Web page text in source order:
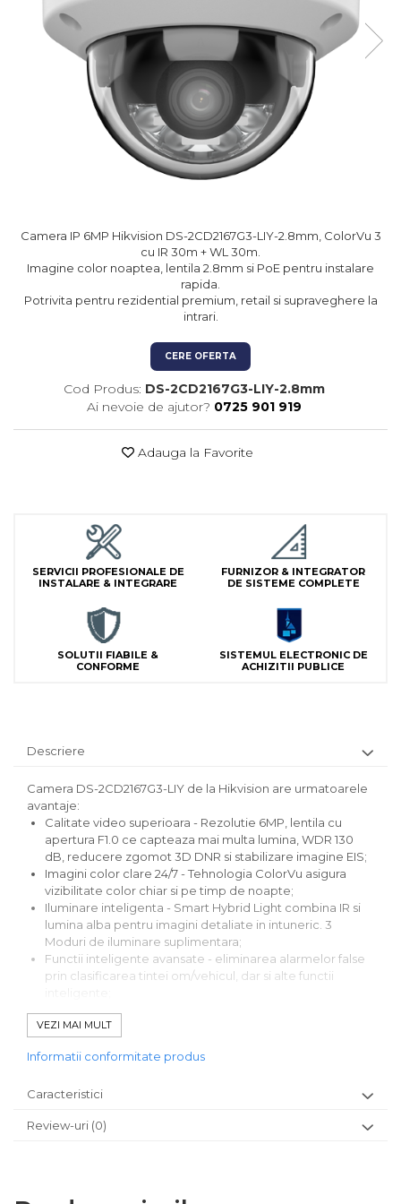
Kit-uri Feronerie Telescopice
Bariere Auto / Sisteme
Kit-uri Bariere Auto
Bariere Automate
Brate Bariere Auto
Usi de Garaj
Motoare Usi Garaj
Accesorii Diverse
Lampi Semnalizare
Electromagneti
Hard Disk-uri
NVR - Network Video Recorder
Camera IP 6MP Hikvision DS-2CD2167G3-LIY-2.8mm, ColorVu 3
cu IR 30m + WL 30m.
Imagine color noaptea, lentila 2.8mm si PoE pentru instalare
rapida.
Potrivita pentru rezidential premium, retail si supraveghere la
intrari.
CERE OFERTA
Cod Produs: DS-2CD2167G3-LIY-2.8mm
Ai nevoie de ajutor? 0725 901 919
Adauga la Favorite
SERVICII PROFESIONALE DE
INSTALARE & INTEGRARE
FURNIZOR & INTEGRATOR
DE SISTEME COMPLETE
SOLUTII FIABILE &
CONFORME
SISTEMUL ELECTRONIC DE
ACHIZITII PUBLICE
Descriere
Camera DS-2CD2167G3-LIY de la Hikvision are urmatoarele
avantaje:
Calitate video superioara - Rezolutie 6MP, lentila cu
apertura F1.0 ce capteaza mai multa lumina, WDR 130
dB, reducere zgomot 3D DNR si stabilizare imagine EIS;
Imagini color clare 24/7 - Tehnologia ColorVu asigura
vizibilitate color chiar si pe timp de noapte;
Iluminare inteligenta - Smart Hybrid Light combina IR si
lumina alba pentru imagini detaliate in intuneric. 3
Moduri de iluminare suplimentara;
Functii inteligente avansate - eliminarea alarmelor false
prin clasificarea tintei om/vehicul, dar si alte functii
standard (ONVIF, ISAPI) si integrare usoara in sisteme
Constructie robusta - rezistenta la apa si praf (IP67),
(NEMA 4X).
Model / producator:
Lentila:2.8 mm unghi vizualizare 108.8Ã‚Â°
VEZI MAI MULT
Informatii conformitate produs
Caracteristici
Review-uri (0)